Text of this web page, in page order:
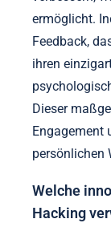
ermöglicht.
Feedback,
ihren
Dieser
Engagement
persönlichen
Welche
Hacking